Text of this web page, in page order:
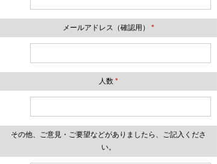
メールアドレス（確認用） *
人数 *
その他、ご意見・ご要望などがありましたら、ご記入くださ
い。